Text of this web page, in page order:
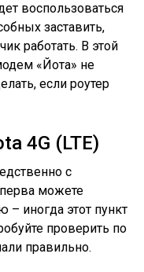
воспользоваться
заставить,
работать. В этой
«Йота» не
если роутер
4G (LTE)
с
можете
– иногда этот пункт
проверить по
правильно.